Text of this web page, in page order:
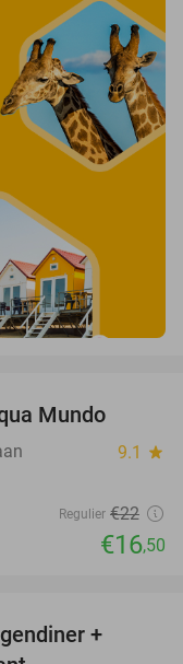
Mundo
9.1 star
Regulier €22
€16,50
+